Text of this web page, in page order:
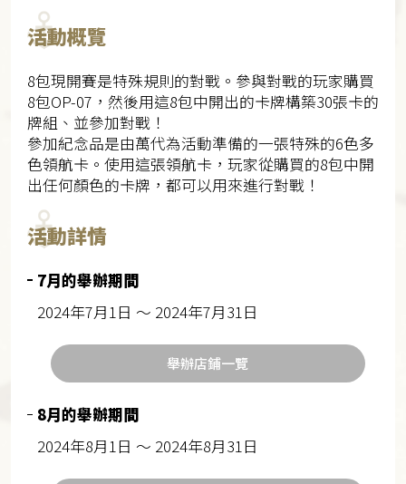
活動概覽
8包現開賽是特殊規則的對戰。參與對戰的玩家購買
8包OP-07，然後用這8包中開出的卡牌構築30張卡的
牌組、並參加對戰！
參加紀念品是由萬代為活動準備的一張特殊的6色多
色領航卡。使用這張領航卡，玩家從購買的8包中開
出任何顏色的卡牌，都可以用來進行對戰！
活動詳情
7月的舉辦期間
2024年7月1日 ～ 2024年7月31日
舉辦店鋪一覽
8月的舉辦期間
2024年8月1日 ～ 2024年8月31日